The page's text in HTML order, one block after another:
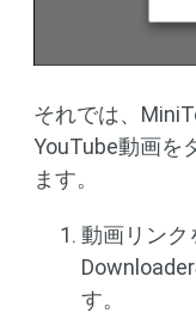
それでは、
YouTube動画を
ます。
動画リンク
す。